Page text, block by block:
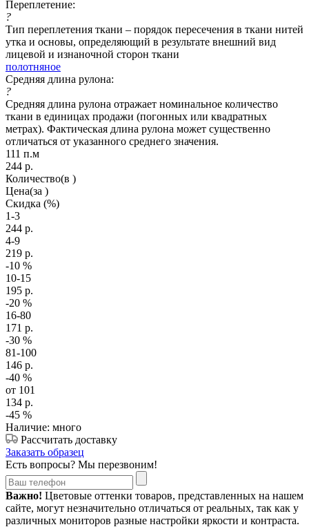
Переплетение:
?
Тип переплетения ткани – порядок пересечения в ткани нитей
утка и основы, определяющий в результате внешний вид
лицевой и изнаночной сторон ткани
полотняное
Средняя длина рулона:
?
Средняя длина рулона отражает номинальное количество
ткани в единицах продажи (погонных или квадратных
метрах). Фактическая длина рулона может существенно
отличаться от указанного среднего значения.
111 п.м
244 р.
Количество(в )
Цена(за )
Скидка (%)
1-3
244 р.
4-9
219 р.
-10 %
10-15
195 р.
-20 %
16-80
171 р.
-30 %
81-100
146 р.
-40 %
от 101
134 р.
-45 %
Наличие: много
Рассчитать доставку
Заказать образец
Есть вопросы? Мы перезвоним!
Важно! Цветовые оттенки товаров, представленных на нашем
сайте, могут незначительно отличаться от реальных, так как у
различных мониторов разные настройки яркости и контраста.